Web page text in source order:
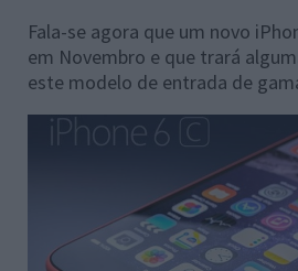
Fala-se agora que um novo
em Novembro e que trará
este modelo de entrada de